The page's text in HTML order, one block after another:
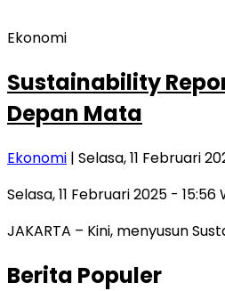
Ekonomi
Sustainability
Depan Mata
Ekonomi | Selasa, 11 Februari
Selasa, 11 Februari 2025 - 15:56
JAKARTA – Kini, menyusun
Berita Populer